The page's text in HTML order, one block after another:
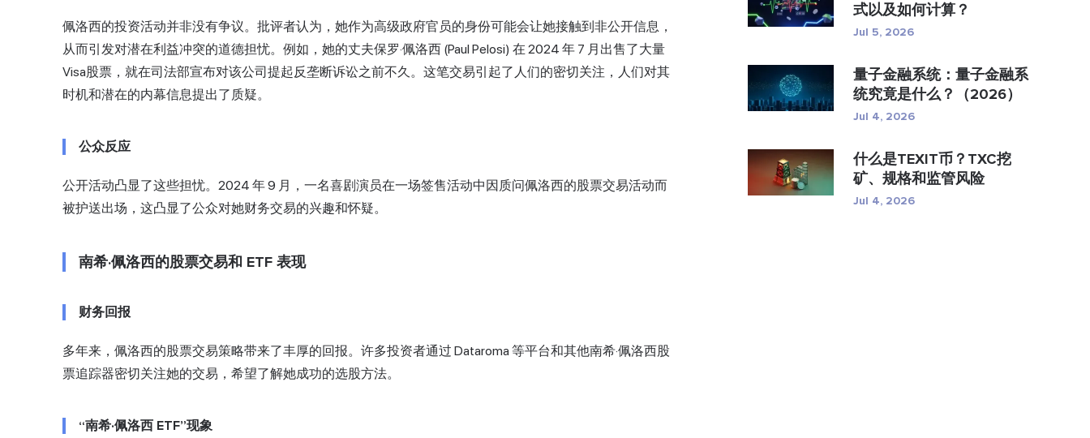
佩洛西的投资活动并非没有争议。批评者认为，她作为高级政府官员的身份可能会让她接触到非公开信息，
从而引发对潜在利益冲突的道德担忧。例如，她的丈夫保罗·佩洛西 (Paul Pelosi) 在 2024 年 7 月出售了大量
Visa股票，就在司法部宣布对该公司提起反垄断诉讼之前不久。这笔交易引起了人们的密切关注，人们对其
时机和潜在的内幕信息提出了质疑。
公众反应
公开活动凸显了这些担忧。2024 年 9 月，一名喜剧演员在一场签售活动中因质问佩洛西的股票交易活动而
被护送出场，这凸显了公众对她财务交易的兴趣和怀疑。
南希·佩洛西的股票交易和 ETF 表现
财务回报
多年来，佩洛西的股票交易策略带来了丰厚的回报。许多投资者通过 Dataroma 等平台和其他南希·佩洛西股
票追踪器密切关注她的交易，希望了解她成功的选股方法。
“南希·佩洛西 ETF”现象
式以及如何计算？
Jul 5, 2026
量子金融系统：量子金融系
统究竟是什么？（2026）
Jul 4, 2026
什么是TEXIT币？TXC挖
矿、规格和监管风险
Jul 4, 2026